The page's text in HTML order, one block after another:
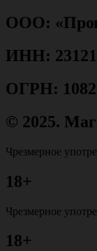
ООО:
ИНН:
ОГРН:
© 2025.
Чрезмерное
18+
Чрезмерное
18+